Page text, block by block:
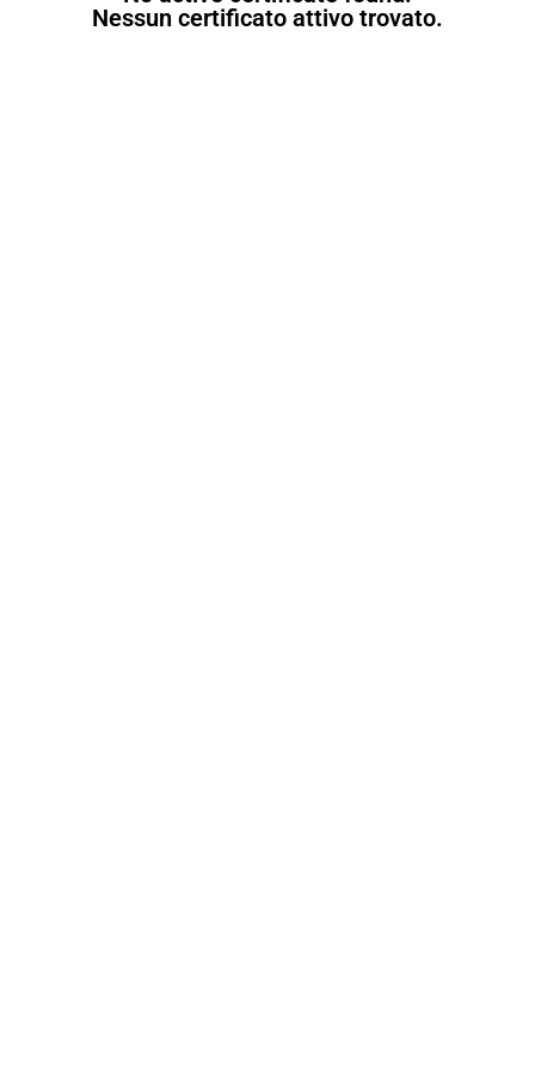
Nessun certificato attivo trovato.